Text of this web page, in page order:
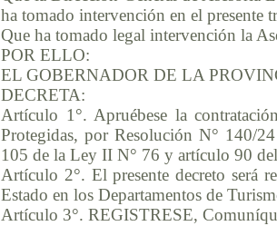
ha tomado intervención en el presente
Que ha tomado legal intervención la
POR ELLO:
EL GOBERNADOR DE LA
DECRETA:
Artículo 1°. Apruébese la
Protegidas, por Resolución N° 140/
105 de la Ley II N° 76 y artículo 90
Artículo 2°. El presente decreto será
Estado en los Departamentos de
Artículo 3°. REGISTRESE,